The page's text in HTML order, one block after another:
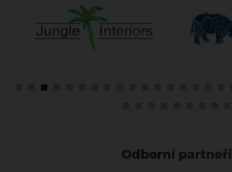
Odborní partneři